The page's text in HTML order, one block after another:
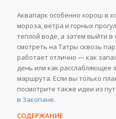
Аквапарк особенно хорош в
мороза, ветра и горных
теплой воде, а затем выйти в
смотреть на Татры сквозь
работает отлично — как
день или как расслабляющее
маршрута. Если вы только
посмотрите также идеи из
в Закопане.
СОДЕРЖАНИЕ